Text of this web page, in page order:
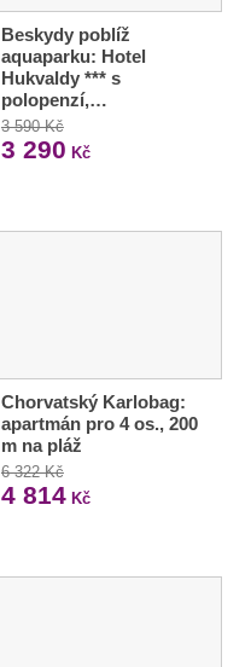
Beskydy poblíž
aquaparku: Hotel
Hukvaldy *** s
polopenzí,…
3 590 Kč
3 290 Kč
Chorvatský Karlobag:
apartmán pro 4 os., 200
m na pláž
6 322 Kč
4 814Kč